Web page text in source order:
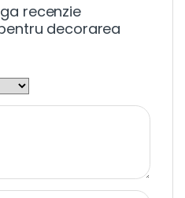
recenzie
decorarea